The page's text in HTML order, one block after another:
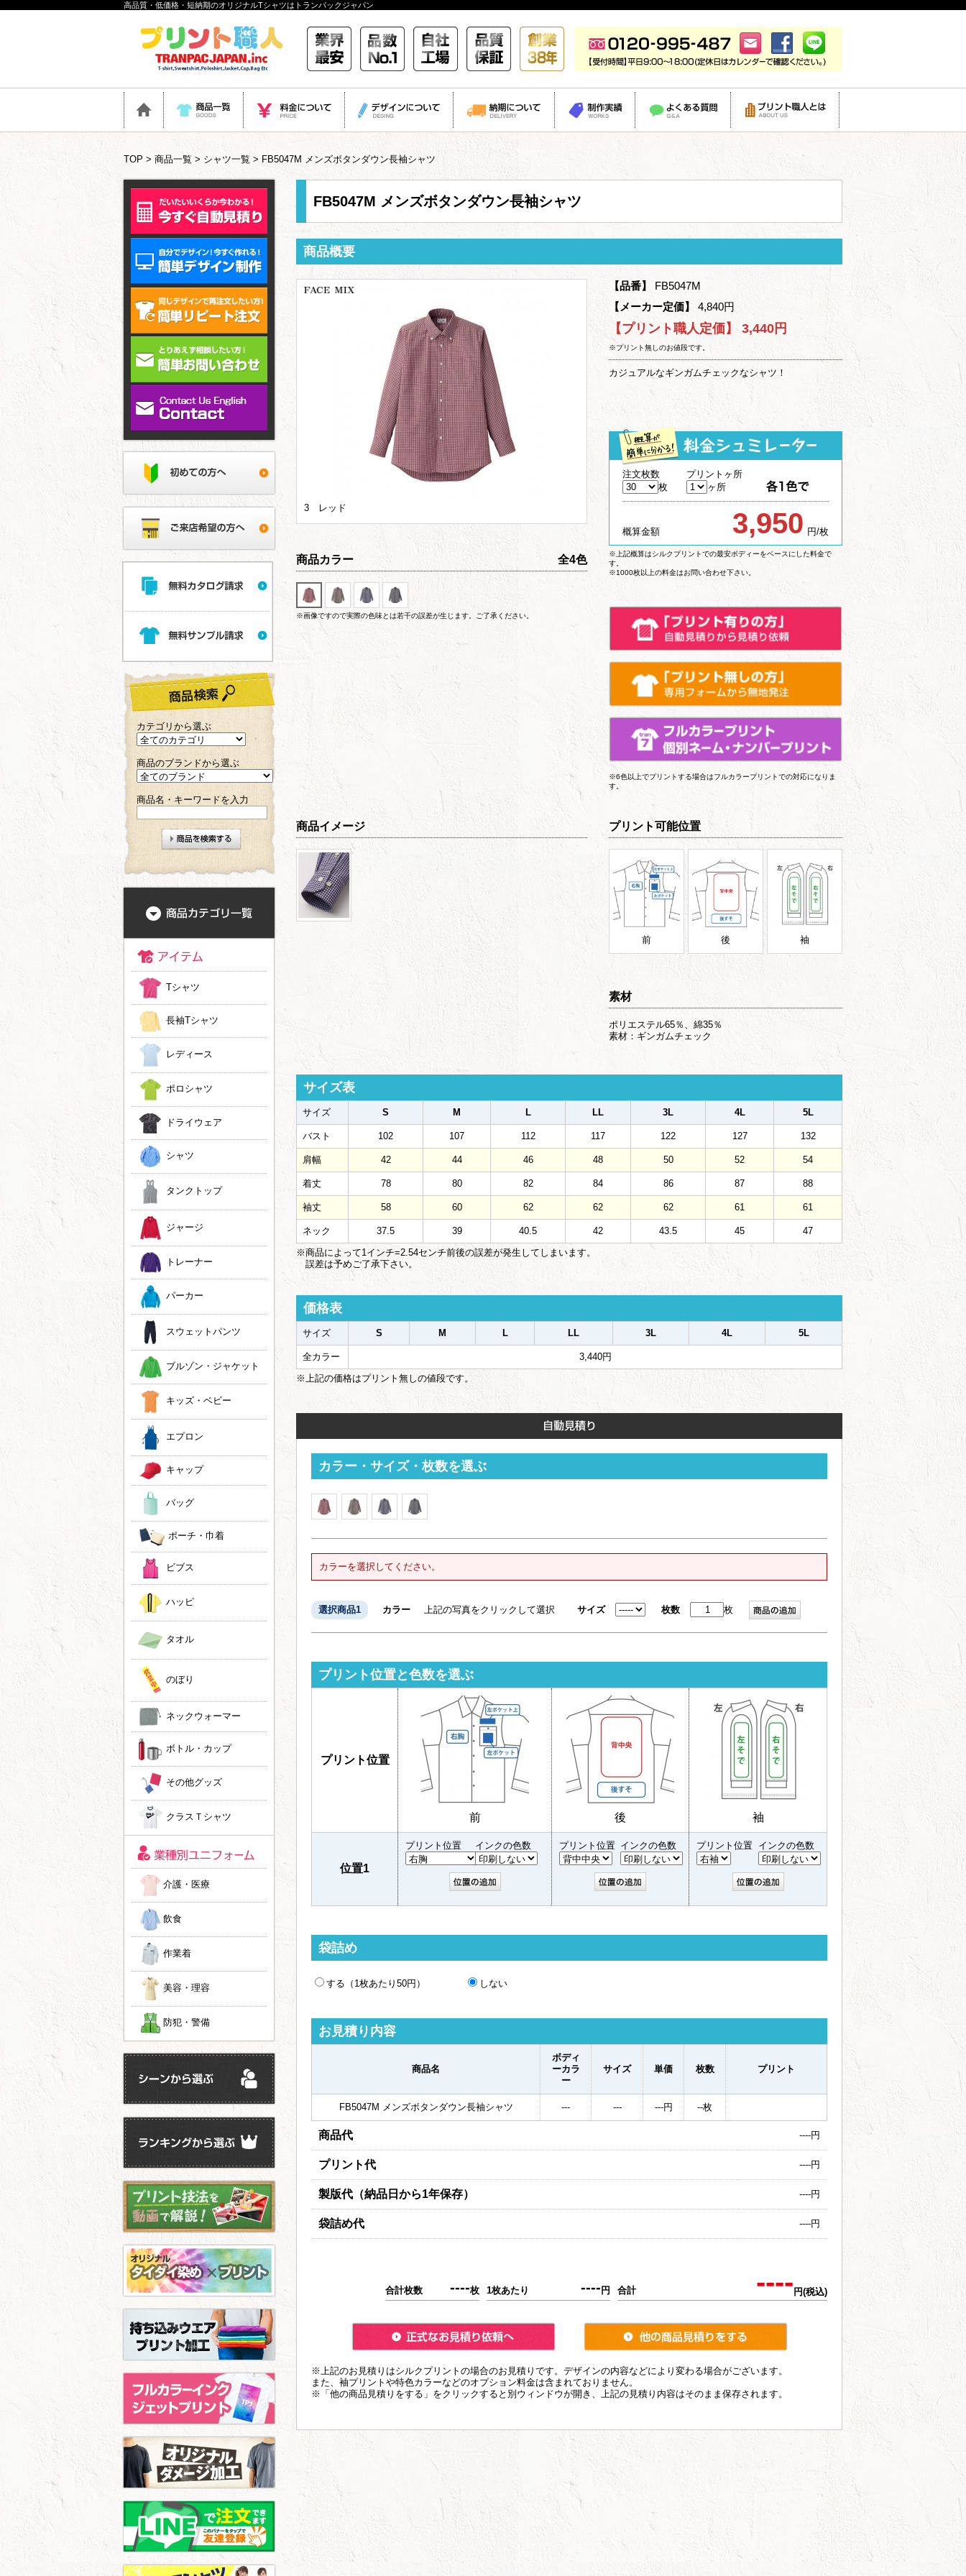
高品質・低価格・短納期のオリジナルTシャツはトランパックジャパン
TOP > 商品一覧 > シャツ一覧 > FB5047M メンズボタンダウン長袖シャツ
FB5047M メンズボタンダウン長袖シャツ
商品概要
3 レッド
商品カラー 全4色
※画像ですので実際の色味とは若干の誤差が生じます。ご了承ください。
【品番】
FB5047M
【メーカー定価】
4,840円
【プリント職人定価】 3,440円
※プリント無しのお値段です。
カジュアルなギンガムチェックなシャツ！
注文枚数
プリントヶ所
枚
ヶ所
概算金額 3,950 円/枚
※上記概算はシルクプリントでの最安ボディーをベースにした料金で
す。
※1000枚以上の料金はお問い合わせ下さい。
※6色以上でプリントする場合はフルカラープリントでの対応になりま
す。
商品イメージ プリント可能位置
前 後 袖
素材
ポリエステル65％、綿35％
素材：ギンガムチェック
サイズ表
サイズ S M L LL 3L 4L 5L
バスト 102 107 112 117 122 127 132
肩幅 42 44 46 48 50 52 54
着丈 78 80 82 84 86 87 88
袖丈 58 60 62 62 62 61 61
ネック 37.5 39 40.5 42 43.5 45
47
※商品によって1インチ=2.54センチ前後の誤差が発生してしまいます。
誤差は予めご了承下さい。
価格表
サイズ S M L LL 3L 4L 5L
全カラー
3,440円
※上記の価格はプリント無しの値段です。
カラー・サイズ・枚数を選ぶ
カラーを選択してください。
選択商品1 カラー 上記の写真をクリックして選択 サイズ 枚数 枚
プリント位置と色数を選ぶ
プリント位置
前 後 袖
位置1
プリント位置 インクの色数 プリント位置 インクの色数 プリント位置 インクの色数
袋詰め
する（1枚あたり50円） しない
お見積り内容
商品名
ボディ
ーカラ
ー
サイズ 単価 枚数 プリント
FB5047M メンズボタンダウン長袖シャツ --- --- ---円 --枚
商品代 ----円
プリント代 ----円
製版代（納品日から1年保存） ----円
袋詰め代 ----円
合計枚数 ----枚 1枚あたり ---- 円 合計 ---- 円(税込)
※上記のお見積りはシルクプリントの場合のお見積りです。デザインの内容などにより変わる場合がございます。
また、袖プリントや特色カラーなどのオプション料金は含まれておりません。
※「他の商品見積りをする」をクリックすると別ウィンドウが開き、上記の見積り内容はそのまま保存されます。
カテゴリから選ぶ
商品のブランドから選ぶ
商品名・キーワードを入力
Tシャツ
長袖Tシャツ
レディース
ポロシャツ
ドライウェア
シャツ
タンクトップ
ジャージ
トレーナー
パーカー
スウェットパンツ
ブルゾン・ジャケット
キッズ・ベビー
エプロン
キャップ
バッグ
ポーチ・巾着
ビブス
ハッピ
タオル
のぼり
ネックウォーマー
ボトル・カップ
その他グッズ
クラスＴシャツ
介護・医療
飲食
作業着
美容・理容
防犯・警備